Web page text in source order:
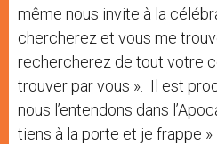
même nous invite à la
chercherez et vous me
rechercherez de tout votre
trouver par vous ». Il est
nous l’entendons dans
tiens à la porte et je frappe